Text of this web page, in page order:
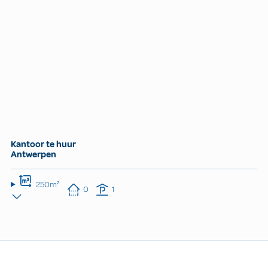
Kantoor te huur
Antwerpen
250m² 0 1